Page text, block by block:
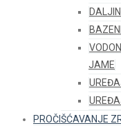
JAME
PROČIŠĆAVANJE